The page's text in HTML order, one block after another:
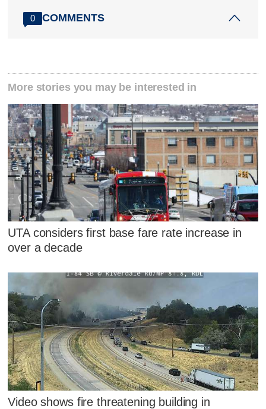
0 COMMENTS
More stories you may be interested in
UTA considers first base fare rate increase in
over a decade
Video shows fire threatening building in